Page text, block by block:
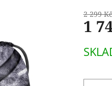
2 299 Kč
1
cena: